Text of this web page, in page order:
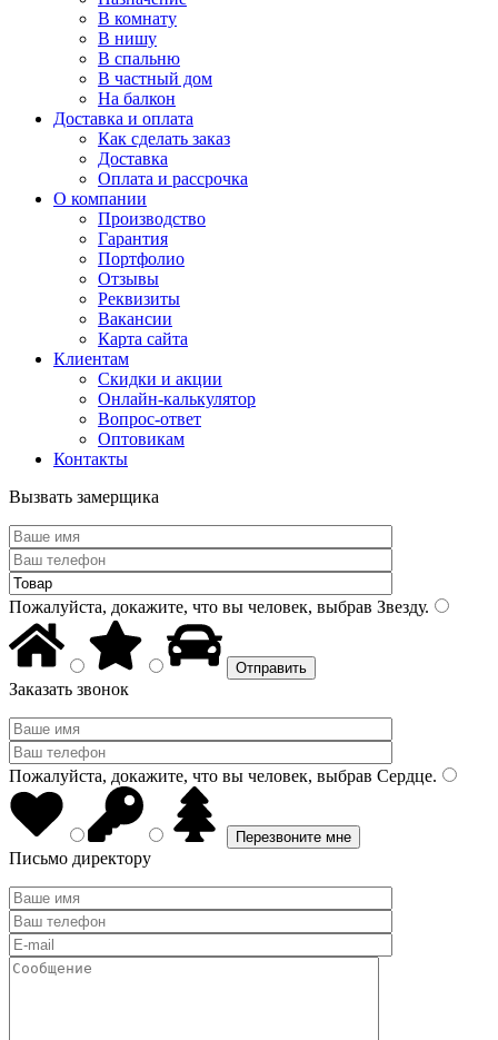
В комнату
В нишу
В спальню
В частный дом
На балкон
Доставка и оплата
Как сделать заказ
Доставка
Оплата и рассрочка
О компании
Производство
Гарантия
Портфолио
Отзывы
Реквизиты
Вакансии
Карта сайта
Клиентам
Скидки и акции
Онлайн-калькулятор
Вопрос-ответ
Оптовикам
Контакты
Вызвать замерщика
Пожалуйста, докажите, что вы человек, выбрав Звезду.
Заказать звонок
Пожалуйста, докажите, что вы человек, выбрав Сердце.
Письмо директору